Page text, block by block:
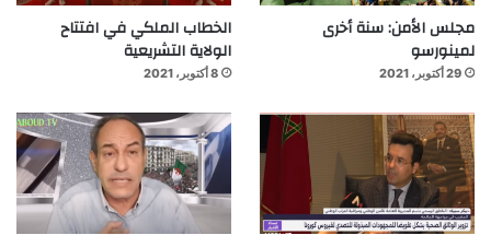
مجلس الأمن: سنة أخرى
لمينورسو
29 أكتوبر، 2021
الخطاب الملكي في افتتاح
الولاية التشريعية
8 أكتوبر، 2021